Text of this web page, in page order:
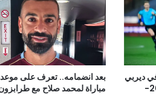
ديربي
القاهرة بالدوري المصري 2026-
بعد انضمامه.. تعرف على
مباراة لمحمد صلاح مع